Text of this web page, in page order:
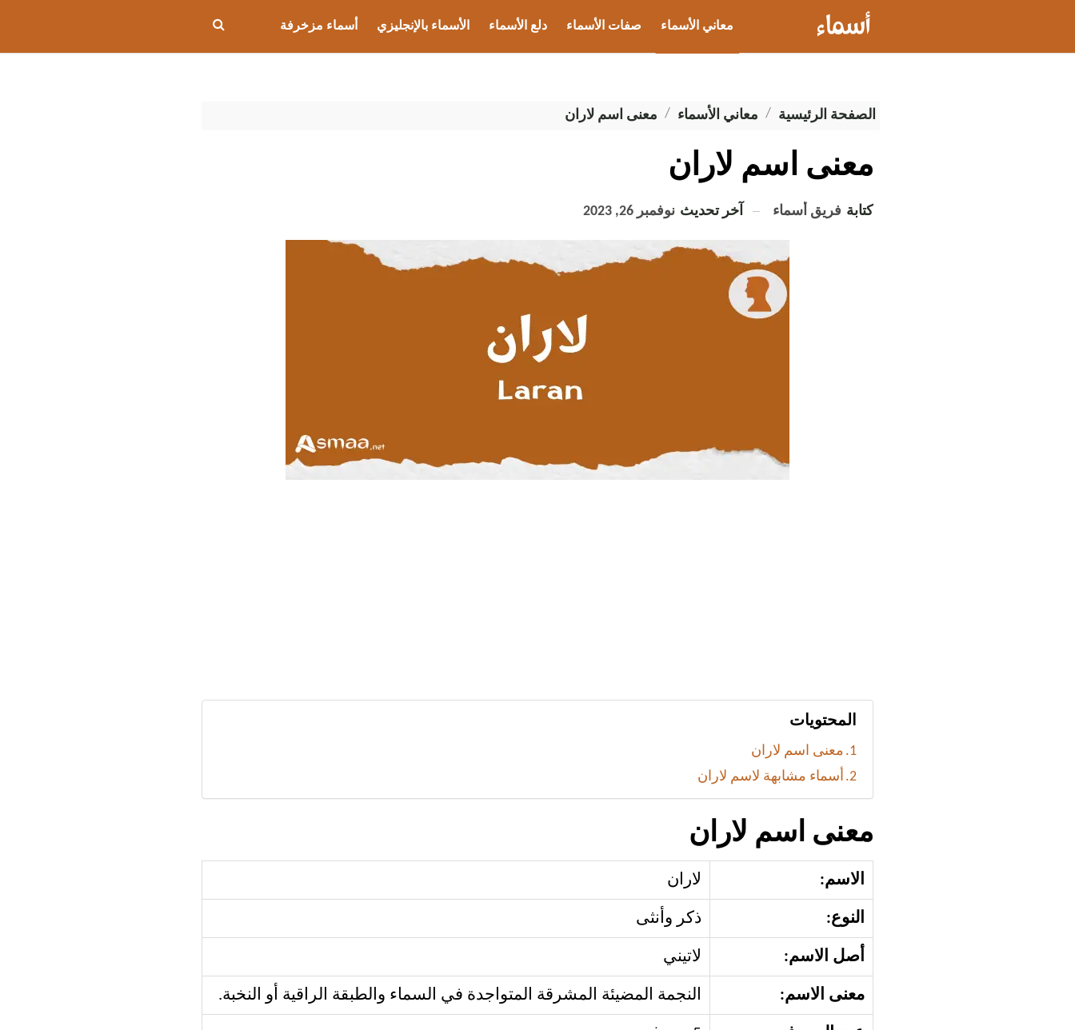
معاني الأسماء صفات الأسماء دلع الأسماء الأسماء بالإنجليزي أسماء مزخرفة
الصفحة الرئيسية معاني الأسماء معنى اسم لاران
معنى اسم لاران
كتابة فريق أسماء آخر تحديث نوفمبر 26, 2023
المحتويات
معنى اسم لاران
أسماء مشابهة لاسم لاران
معنى اسم لاران
الاسم: لاران
النوع: ذكر وأنثى
أصل الاسم: لاتيني
معنى الاسم: النجمة المضيئة المشرقة المتواجدة في السماء والطبقة الراقية أو النخبة.